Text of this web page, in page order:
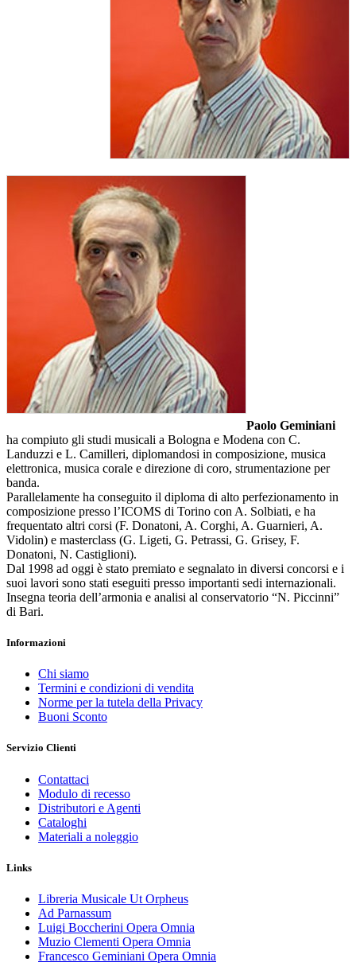
Paolo Geminiani
ha compiuto gli studi musicali a Bologna e Modena con C.
Landuzzi e L. Camilleri, diplomandosi in composizione, musica
elettronica, musica corale e direzione di coro, strumentazione per
banda.
Parallelamente ha conseguito il diploma di alto perfezionamento in
composizione presso l’ICOMS di Torino con A. Solbiati, e ha
frequentato altri corsi (F. Donatoni, A. Corghi, A. Guarnieri, A.
Vidolin) e masterclass (G. Ligeti, G. Petrassi, G. Grisey, F.
Donatoni, N. Castiglioni).
Dal 1998 ad oggi è stato premiato e segnalato in diversi concorsi e i
suoi lavori sono stati eseguiti presso importanti sedi internazionali.
Insegna teoria dell’armonia e analisi al conservatorio “N. Piccinni”
di Bari.
Informazioni
Chi siamo
Termini e condizioni di vendita
Norme per la tutela della Privacy
Buoni Sconto
Servizio Clienti
Contattaci
Modulo di recesso
Distributori e Agenti
Cataloghi
Materiali a noleggio
Links
Libreria Musicale Ut Orpheus
Ad Parnassum
Luigi Boccherini Opera Omnia
Muzio Clementi Opera Omnia
Francesco Geminiani Opera Omnia